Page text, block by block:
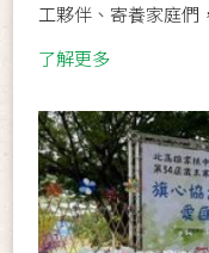
工夥伴、寄養家庭們
了解更多